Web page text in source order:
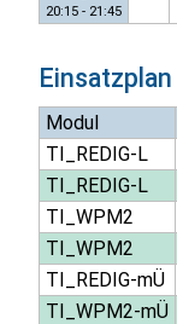
20:15 - 21:45
Einsatzplan
Modul
TI_REDIG-L
TI_REDIG-L
TI_WPM2
TI_WPM2
TI_REDIG-mÜ
TI_WPM2-mÜ